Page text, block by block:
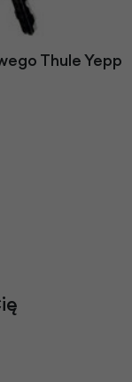
Thule Yepp